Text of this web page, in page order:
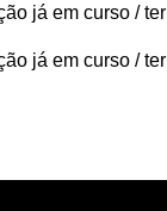
já em curso /
já em curso /